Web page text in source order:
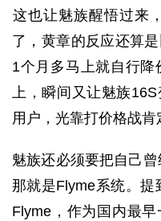
这也让魅族醒悟过来
了，黄章的反应还算
1个月多马上就自行降
上，瞬间又让魅族16S
用户，光靠打价格战肯
魅族还必须要把自己
那就是Flyme系统。提
Flyme，作为国内最